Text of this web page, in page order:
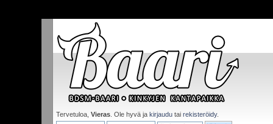
Tervetuloa,Vieras . Ole hyvä jakirjaudu tairekisteröidy.